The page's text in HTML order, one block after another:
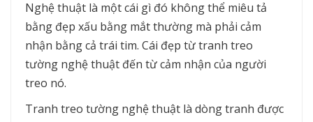
Nghệ thuật là một cái gì đó không thể miêu tả
bằng đẹp xấu bằng mắt thường mà phải cảm
nhận bằng cả trái tim. Cái đẹp từ tranh treo
tường nghệ thuật đến từ cảm nhận của người
treo nó.
Tranh treo tường nghệ thuật là dòng tranh được